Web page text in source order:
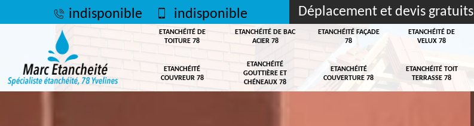
indisponible indisponible Déplacement et devis gratuits
ETANCHÉITÉ DE
TOITURE 78
ETANCHÉITÉ DE BAC
ACIER 78
ETANCHÉITÉ FAÇADE
78
ETANCHÉITÉ DE
VELUX 78
ETANCHÉITÉ
COUVREUR 78
ETANCHÉITÉ
GOUTTIÈRE ET
CHÉNEAUX 78
ETANCHÉITÉ
COUVERTURE 78
ETANCHÉITÉ TOIT
TERRASSE 78